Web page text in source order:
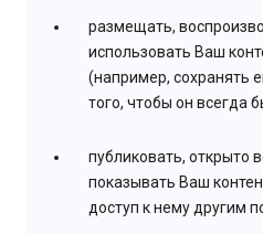
размещать,
использовать Ваш
(например, сохранять
того, чтобы он всегда
публиковать, открыто
показывать Ваш
доступ к нему другим